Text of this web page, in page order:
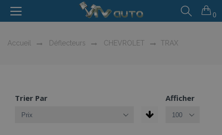
0
Accueil Déflecteurs CHEVROLET TRAX
Trier Par Afficher